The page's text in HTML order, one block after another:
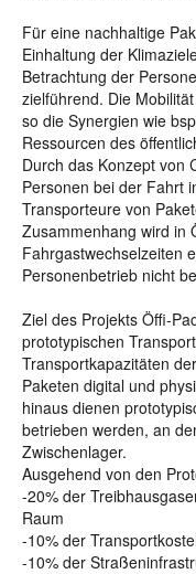
Für eine nachhaltige
Einhaltung der
Betrachtung der
zielführend. Die
so die Synergien wie
Ressourcen des
Durch das Konzept von
Personen bei der Fahrt
Transporteure von
Zusammenhang wird in
Fahrgastwechselzeiten
Personenbetrieb nicht
Ziel des Projekts Öffi-
prototypischen
Transportkapazitäten
Paketen digital und
hinaus dienen
betrieben werden, an
Zwischenlager.
Ausgehend von den
-20% der
Raum
-10% der
-10% der